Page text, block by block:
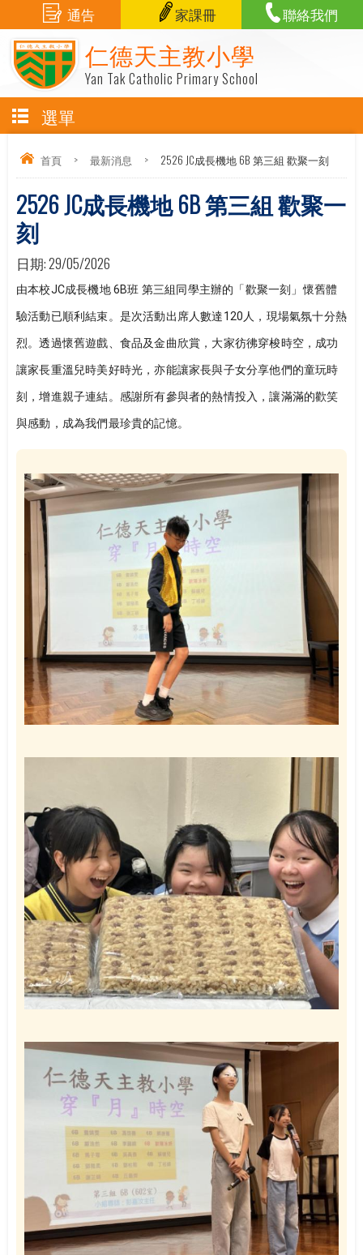
仁德天主教小學
Yan Tak Catholic Primary School
通告 家課冊 聯絡我們
選單
首頁 > 最新消息 > 2526 JC成長機地 6B 第三組 歡聚一刻
2526 JC成長機地 6B 第三組 歡聚一
刻
日期:29/05/2026
由本校JC成長機地 6B班 第三組同學主辦的「歡聚一刻」懷舊體
驗活動已順利結束。是次活動出席人數達120人，現場氣氛十分熱
烈。透過懷舊遊戲、食品及金曲欣賞，大家彷彿穿梭時空，成功
讓家長重溫兒時美好時光，亦能讓家長與子女分享他們的童玩時
刻，增進親子連結。感謝所有參與者的熱情投入，讓滿滿的歡笑
與感動，成為我們最珍貴的記憶。